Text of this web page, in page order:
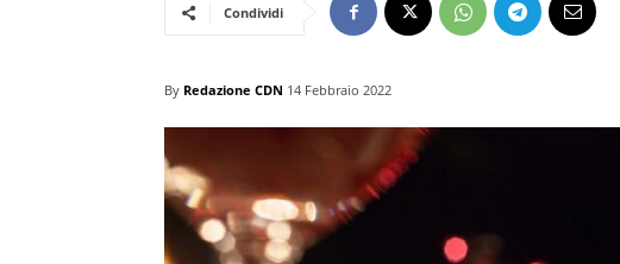
Condividi
By Redazione CDN 14 Febbraio 2022